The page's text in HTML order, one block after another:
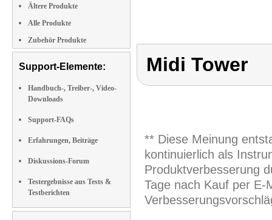
Ältere Produkte
Alle Produkte
Zubehör Produkte
Support-Elemente:
Handbuch-, Treiber-, Video-
Downloads
Support-FAQs
Erfahrungen, Beiträge
Diskussions-Forum
Testergebnisse aus Tests &
Testberichten
Midi Tower
** Diese Meinung
kontinuierlich als
Produktverbesserung
Tage nach Kauf per E-